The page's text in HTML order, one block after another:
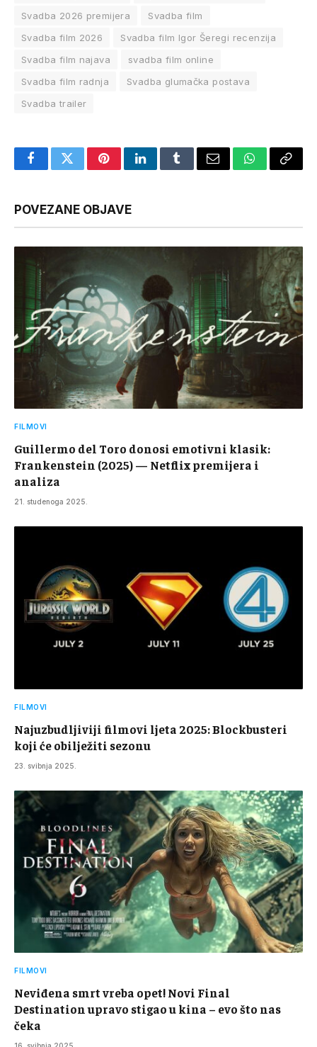
Svadba 2026 premijera
Svadba film
Svadba film 2026
Svadba film Igor Šeregi recenzija
Svadba film najava
svadba film online
Svadba film radnja
Svadba glumačka postava
Svadba trailer
FacebookTwitterPinterestLinkedInTumblrEmail WhatsApp
Copy
POVEZANE OBJAVE
FILMOVI
Guillermo del Toro donosi emotivni klasik:
Frankenstein (2025) — Netflix premijera i
analiza
21. studenoga 2025.
FILMOVI
Najuzbudljiviji filmovi ljeta 2025: Blockbusteri
koji će obilježiti sezonu
23. svibnja 2025.
FILMOVI
Neviđena smrt vreba opet! Novi Final
Destination upravo stigao u kina – evo što nas
čeka